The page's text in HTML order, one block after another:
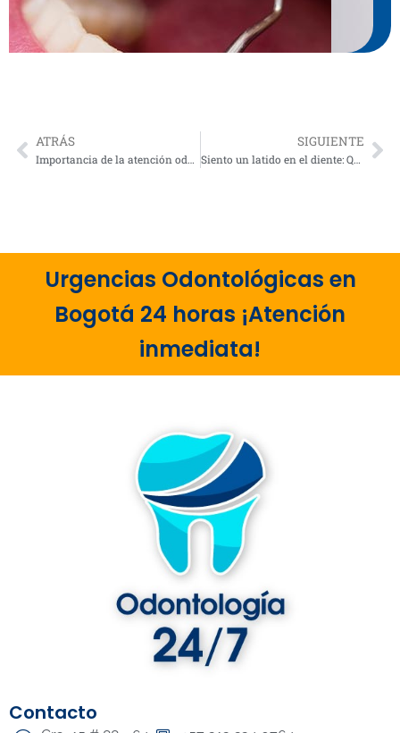
Prev
ATRÁS
Importancia de la atención odontológica inmediata: Por qué el tiempo es tu mejor aliado
SIGUIENTE
Siento un latido en el diente: Qué significa el dolor pulsante y cómo detenerlo
Urgencias Odontológicas en
Bogotá 24 horas ¡Atención
inmediata!
Contacto